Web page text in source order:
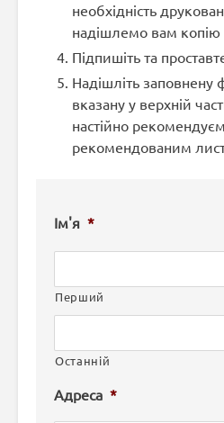
необхідність
надішлемо вам
Підпишіть та
Надішліть заповнену
вказану у верхній
настійно
рекомендованим
Ім'я *
Перший
Останній
Адреса *